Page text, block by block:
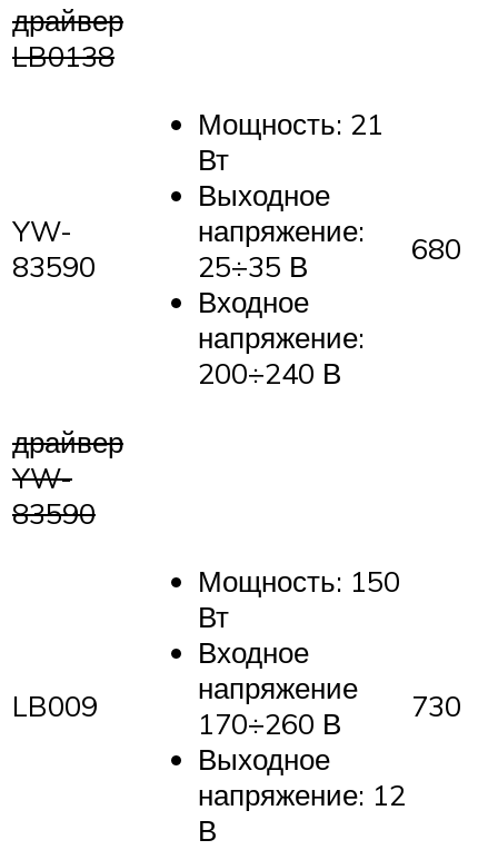
драйвер
LB0138
YW-
83590
Мощность: 21
Вт
Выходное
напряжение:
25÷35 В
Входное
напряжение:
200÷240 В
680
драйвер
YW-
83590
LB009
Мощность: 150
Вт
Входное
напряжение
170÷260 В
Выходное
напряжение: 12
В
730